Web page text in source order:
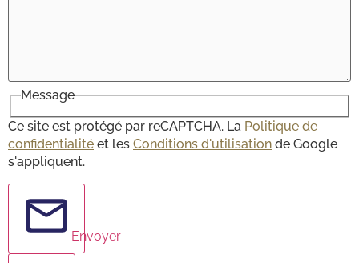
Message
Ce site est protégé par reCAPTCHA. La Politique de
confidentialité et les Conditions d'utilisation de Google
s'appliquent.
Envoyer